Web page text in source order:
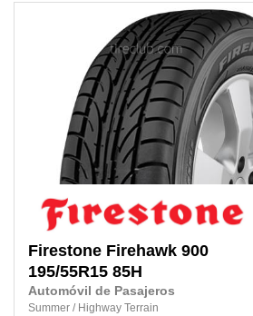
Firestone Firehawk 900
195/55R15 85H
Automóvil de Pasajeros
Summer / Highway Terrain